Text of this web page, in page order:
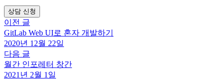
상담 신청
이전 글
GitLab Web UI로 혼자 개발하기
2020년 12월 22일
다음 글
월간 인포레터 창간
2021년 2월 1일